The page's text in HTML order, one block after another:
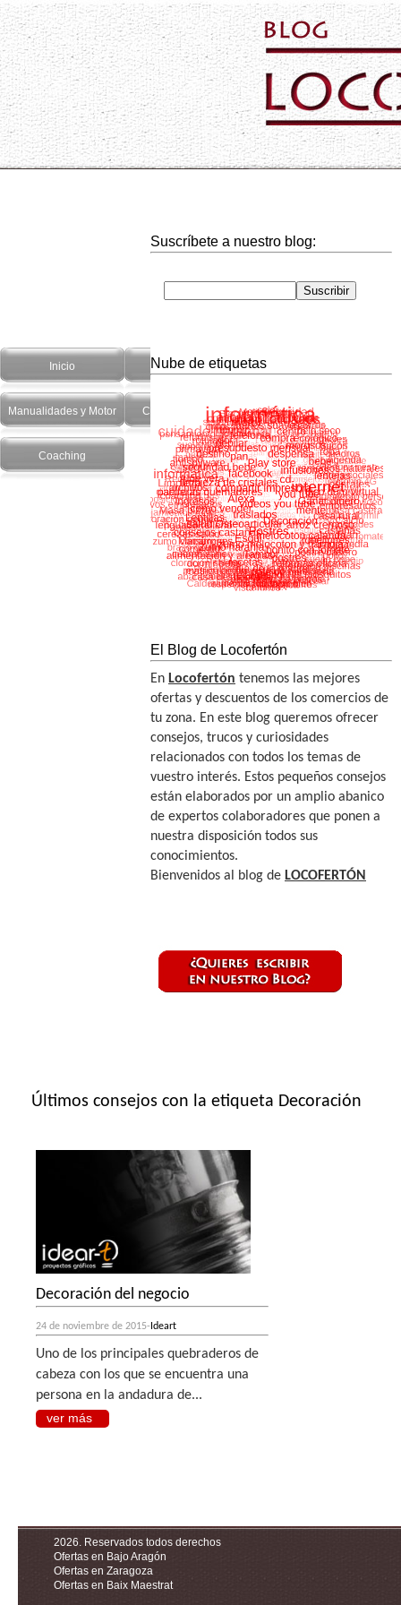
Inicio Hogar
Manualidades y Motor Cuidado Personal Salud y recetas
Coaching
Suscríbete a nuestro blog:
Nube de etiquetas
El Blog de Locofertón
En Locofertón tenemos las mejores
ofertas y descuentos de los comercios de
tu zona. En este blog queremos ofrecer
consejos, trucos y curiosidades
relacionados con todos los temas de
vuestro interés. Estos pequeños consejos
están elaborados por un amplio abanico
de expertos colaboradores que ponen a
nuestra disposición todos sus
conocimientos.
Bienvenidos al blog de LOCOFERTÓN
Últimos consejos con la etiqueta Decoración
Decoración del negocio
24 de noviembre de 2015- Ideart
Uno de los principales quebraderos de
cabeza con los que se encuentra una
persona en la andadura de...
ver más
2026. Reservados todos derechos
Ofertas en Bajo Aragón
Ofertas en Zaragoza
Ofertas en Baix Maestrat